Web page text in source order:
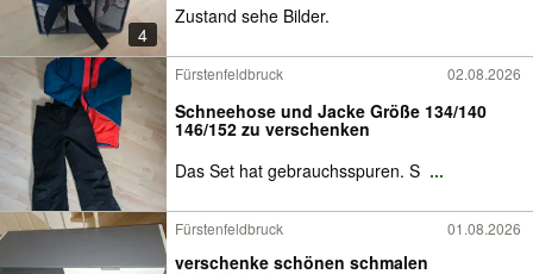
4
Zustand sehe Bilder.
Fürstenfeldbruck 02.08.2026
Schneehose und Jacke Größe 134/140
146/152 zu verschenken
Das Set hat gebrauchsspuren. S ...
Fürstenfeldbruck 01.08.2026
verschenke schönen schmalen